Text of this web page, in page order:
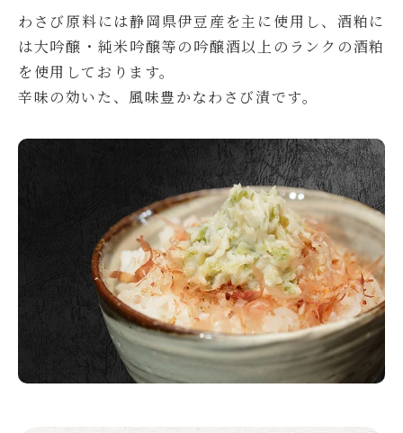
わさび原料には静岡県伊豆産を主に使用し、酒粕に
は大吟醸・純米吟醸等の吟醸酒以上のランクの酒粕
を使用しております。
辛味の効いた、風味豊かなわさび漬です。